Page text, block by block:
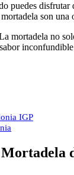
puedes
son
mortadela no
IGP